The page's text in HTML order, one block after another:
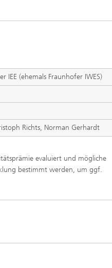
IEE (ehemals Fraunhofer IWES)
Richts, Norman Gerhardt
evaluiert und mögliche
bestimmt werden, um ggf.